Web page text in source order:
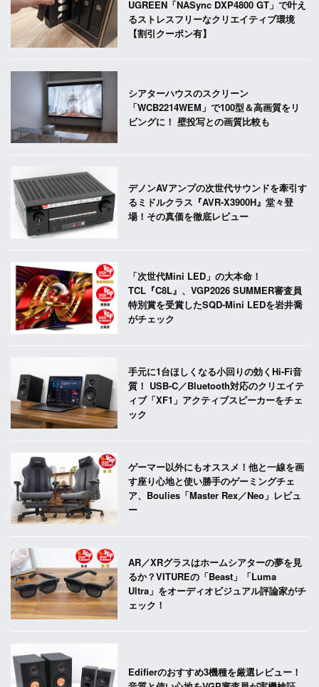
UGREEN「NASync DXP4800 GT」で叶え
るストレスフリーなクリエイティブ環境
【割引クーポン有】
シアターハウスのスクリーン
「WCB2214WEM」で100型＆高画質をリ
ビングに！ 壁投写との画質比較も
デノンAVアンプの次世代サウンドを牽引す
るミドルクラス『AVR-X3900H』堂々登
場！その真価を徹底レビュー
「次世代Mini LED」の大本命！
TCL『C8L』、VGP2026 SUMMER審査員
特別賞を受賞したSQD-Mini LEDを岩井喬
がチェック
手元に1台ほしくなる小回りの効くHi-Fi音
質！ USB-C／Bluetooth対応のクリエイテ
ィブ「XF1」アクティブスピーカーをチェ
ック
ゲーマー以外にもオススメ！他と一線を画
す座り心地と使い勝手のゲーミングチェ
ア、Boulies「Master Rex／Neo」レビュ
ー
AR／XRグラスはホームシアターの夢を見
るか？VITUREの「Beast」「Luma
Ultra」をオーディオビジュアル評論家がチ
ェック！
Edifierのおすすめ3機種を厳選レビュー！